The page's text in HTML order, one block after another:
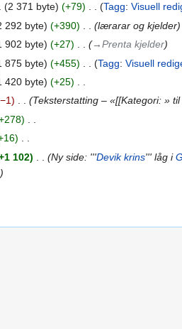
2 371 byte +79 Tagg: Visuell
292 byte +390 lærarar og kjelder
902 byte +27
→‎Prenta kjelder
875 byte +455 Tagg: Visuell
420 byte +25
−1
Teksterstatting – «[[Kategori: »
102 Ny side: '''Devik krins''' låg i